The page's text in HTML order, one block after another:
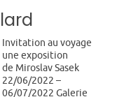
Invitation au voyage
une exposition
de Miroslav Sasek
22/06/2022 –
06/07/2022 Galerie